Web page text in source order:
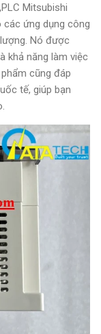
Mitsubishi
các ứng dụng công
Nó được
khả năng làm việc
cũng đáp
tế, giúp bạn